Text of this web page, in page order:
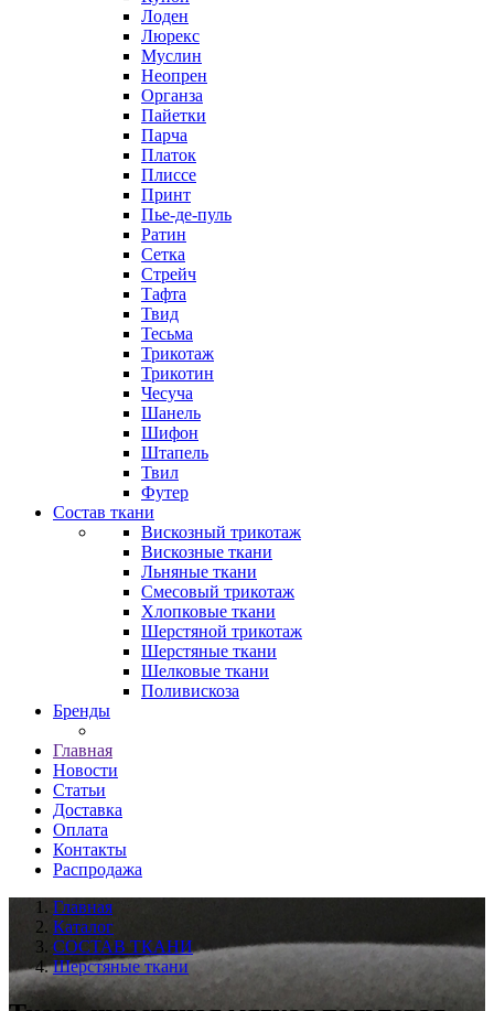
Лоден
Люрекс
Муслин
Неопрен
Органза
Пайетки
Парча
Платок
Плиссе
Принт
Пье-де-пуль
Ратин
Сетка
Стрейч
Тафта
Твид
Тесьма
Трикотаж
Трикотин
Чесуча
Шанель
Шифон
Штапель
Твил
Футер
Состав ткани
Вискозный трикотаж
Вискозные ткани
Льняные ткани
Смесовый трикотаж
Хлопковые ткани
Шерстяной трикотаж
Шерстяные ткани
Шелковые ткани
Поливискоза
Бренды
Главная
Новости
Статьи
Доставка
Оплата
Контакты
Распродажа
Главная
Каталог
СОСТАВ ТКАНИ
Шерстяные ткани